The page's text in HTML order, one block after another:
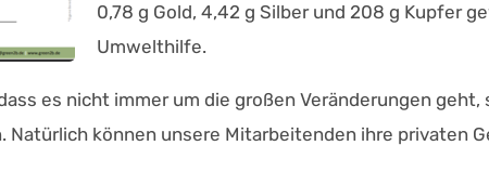
0,78 g Gold, 4,42 g Silber und 208 g Kupfer
Umwelthilfe.
es nicht immer um die großen Veränderungen
Natürlich können unsere Mitarbeitenden ihre privaten